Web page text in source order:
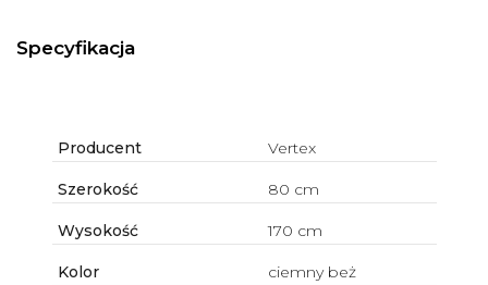
Specyfikacja
Producent Vertex
Szerokość 80 cm
Wysokość 170 cm
Kolor ciemny beż